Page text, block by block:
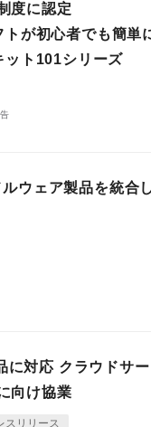
制度に認定
が初心者でも簡単
ト101シリーズ
ウェア製品を統合
に対応 クラウドサ
向け協業
スリリース